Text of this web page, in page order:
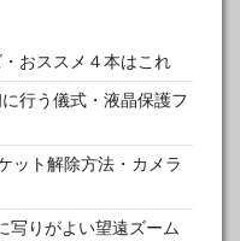
おススメ４本はこれ
行う儀式・液晶保護フ
ット解除方法・カメラ
写りがよい望遠ズーム